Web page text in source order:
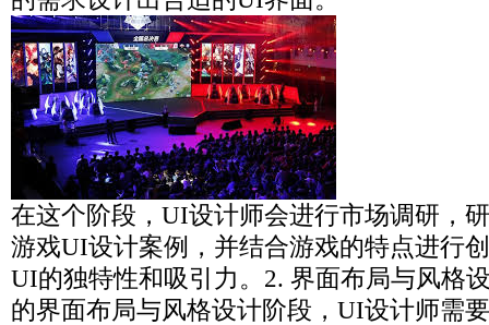
在这个阶段，UI设计师会进行市场调研，
游戏UI设计案例，并结合游戏的特点进行
UI的独特性和吸引力。2. 界面布局与风格
的界面布局与风格设计阶段，UI设计师需